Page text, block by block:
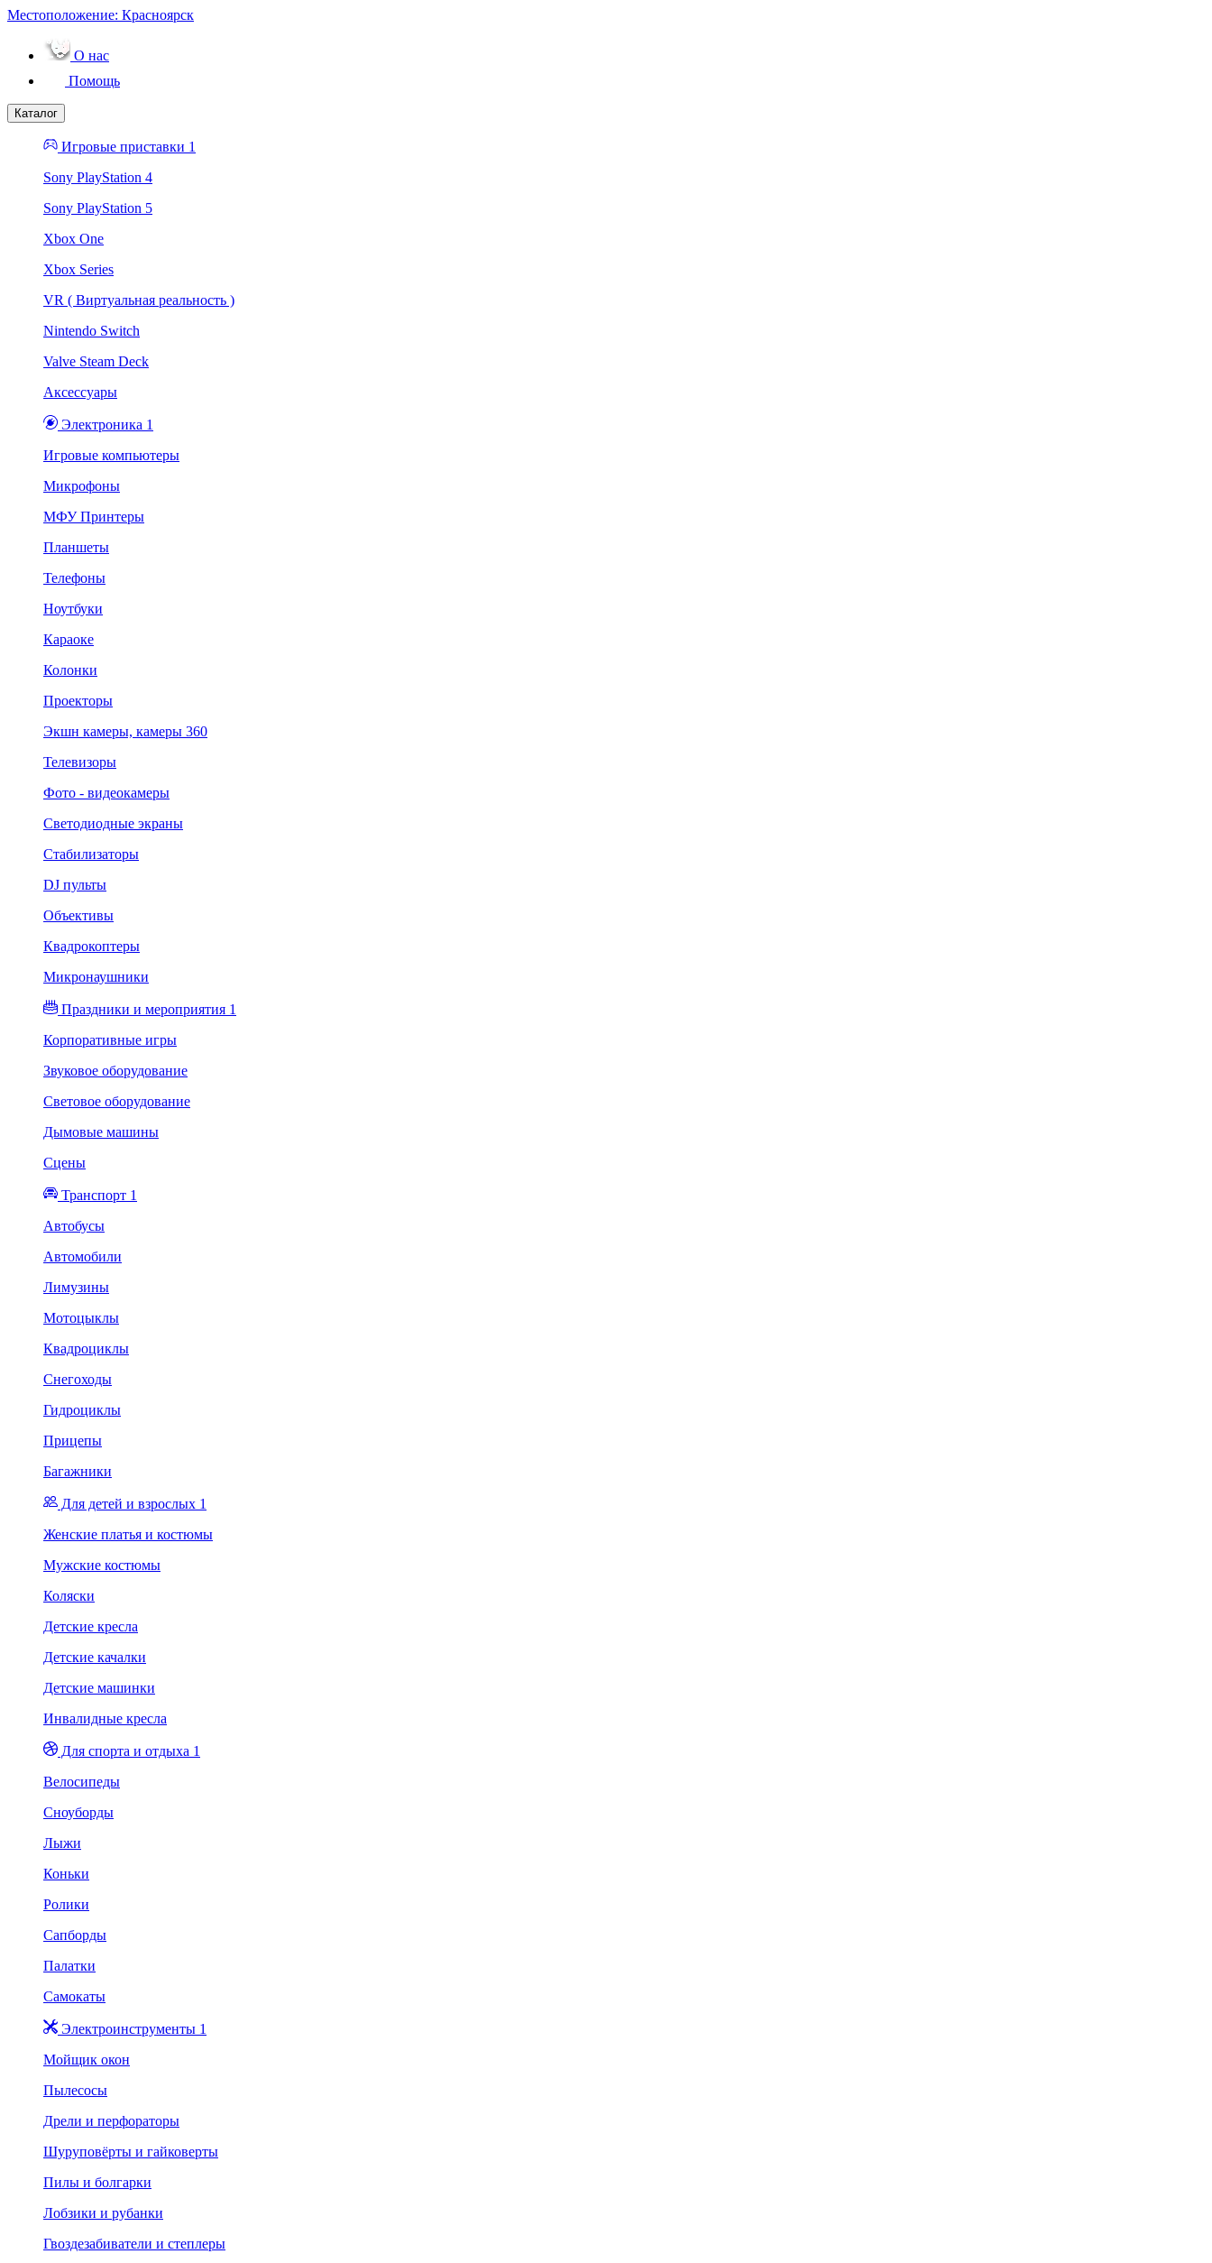
Местоположение: Красноярск
О нас
Помощь
Каталог
Игровые приставки 1
Sony PlayStation 4
Sony PlayStation 5
Xbox One
Xbox Series
VR ( Виртуальная реальность )
Nintendo Switch
Valve Steam Deck
Аксессуары
Электроника 1
Игровые компьютеры
Микрофоны
МФУ Принтеры
Планшеты
Телефоны
Ноутбуки
Караоке
Колонки
Проекторы
Экшн камеры, камеры 360
Телевизоры
Фото - видеокамеры
Светодиодные экраны
Стабилизаторы
DJ пульты
Объективы
Квадрокоптеры
Микронаушники
Праздники и мероприятия 1
Корпоративные игры
Звуковое оборудование
Световое оборудование
Дымовые машины
Сцены
Транспорт 1
Автобусы
Автомобили
Лимузины
Мотоцыклы
Квадроциклы
Снегоходы
Гидроциклы
Прицепы
Багажники
Для детей и взрослых 1
Женские платья и костюмы
Мужские костюмы
Коляски
Детские кресла
Детские качалки
Детские машинки
Инвалидные кресла
Для спорта и отдыха 1
Велосипеды
Сноуборды
Лыжи
Коньки
Ролики
Сапборды
Палатки
Самокаты
Электроинструменты 1
Мойщик окон
Пылесосы
Дрели и перфораторы
Шуруповёрты и гайковерты
Пилы и болгарки
Лобзики и рубанки
Гвоздезабиватели и степлеры